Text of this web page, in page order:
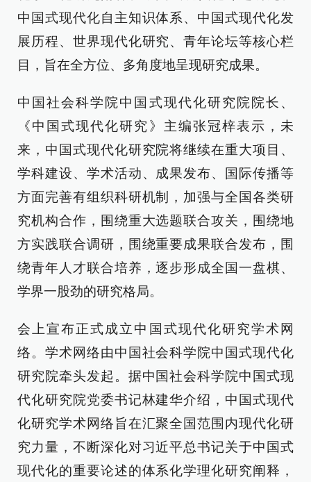
中国式现代化自主知识体系、中国式现代化发
展历程、世界现代化研究、青年论坛等核心栏
目，旨在全方位、多角度地呈现研究成果。
中国社会科学院中国式现代化研究院院长、
《中国式现代化研究》主编张冠梓表示，未
来，中国式现代化研究院将继续在重大项目、
学科建设、学术活动、成果发布、国际传播等
方面完善有组织科研机制，加强与全国各类研
究机构合作，围绕重大选题联合攻关，围绕地
方实践联合调研，围绕重要成果联合发布，围
绕青年人才联合培养，逐步形成全国一盘棋、
学界一股劲的研究格局。
会上宣布正式成立中国式现代化研究学术网
络。学术网络由中国社会科学院中国式现代化
研究院牵头发起。据中国社会科学院中国式现
代化研究院党委书记林建华介绍，中国式现代
化研究学术网络旨在汇聚全国范围内现代化研
究力量，不断深化对习近平总书记关于中国式
现代化的重要论述的体系化学理化研究阐释，